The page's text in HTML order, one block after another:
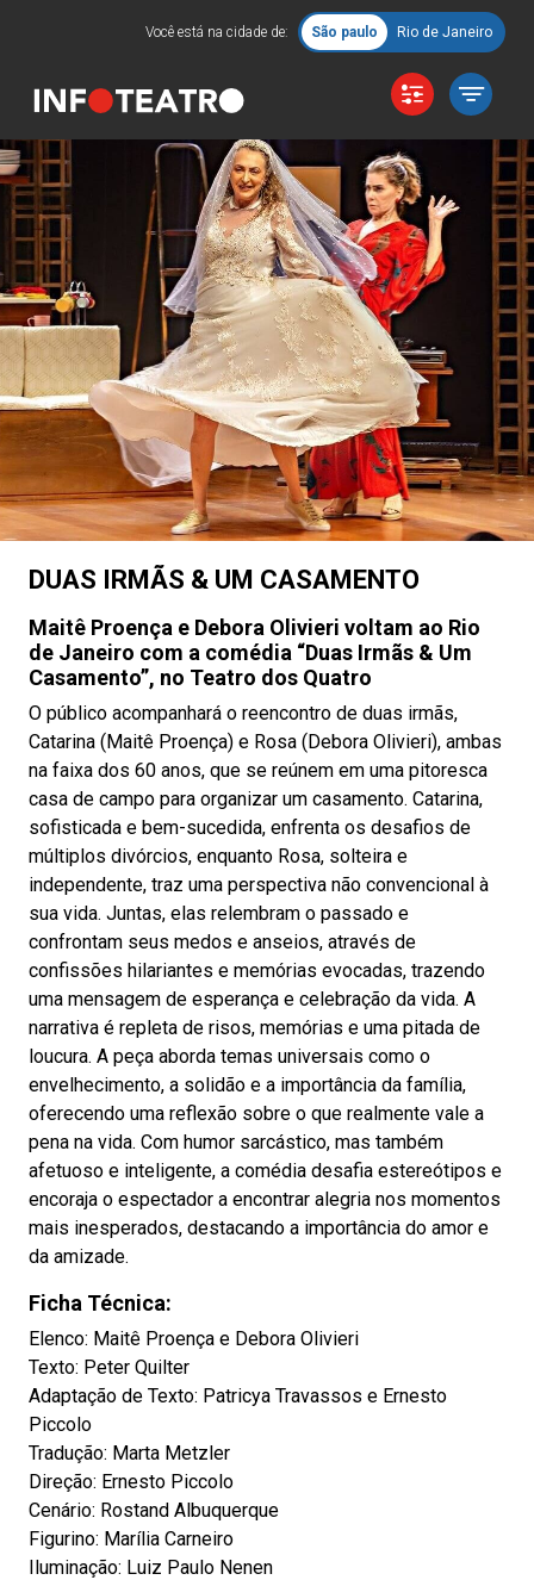
Você está na cidade de: São paulo Rio de Janeiro
DUAS IRMÃS & UM CASAMENTO
Maitê Proença e Debora Olivieri voltam ao Rio
de Janeiro com a comédia “Duas Irmãs & Um
Casamento”, no Teatro dos Quatro
O público acompanhará o reencontro de duas irmãs,
Catarina (Maitê Proença) e Rosa (Debora Olivieri), ambas
na faixa dos 60 anos, que se reúnem em uma pitoresca
casa de campo para organizar um casamento. Catarina,
sofisticada e bem-sucedida, enfrenta os desafios de
múltiplos divórcios, enquanto Rosa, solteira e
independente, traz uma perspectiva não convencional à
sua vida. Juntas, elas relembram o passado e
confrontam seus medos e anseios, através de
confissões hilariantes e memórias evocadas, trazendo
uma mensagem de esperança e celebração da vida. A
narrativa é repleta de risos, memórias e uma pitada de
loucura. A peça aborda temas universais como o
envelhecimento, a solidão e a importância da família,
oferecendo uma reflexão sobre o que realmente vale a
pena na vida. Com humor sarcástico, mas também
afetuoso e inteligente, a comédia desafia estereótipos e
encoraja o espectador a encontrar alegria nos momentos
mais inesperados, destacando a importância do amor e
da amizade.
Ficha Técnica:
Elenco: Maitê Proença e Debora Olivieri
Texto: Peter Quilter
Adaptação de Texto: Patricya Travassos e Ernesto
Piccolo
Tradução: Marta Metzler
Direção: Ernesto Piccolo
Cenário: Rostand Albuquerque
Figurino: Marília Carneiro
Iluminação: Luiz Paulo Nenen